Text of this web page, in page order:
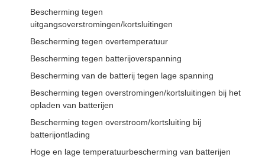
Bescherming tegen
uitgangsoverstromingen/kortsluitingen
Bescherming tegen overtemperatuur
Bescherming tegen batterijoverspanning
Bescherming van de batterij tegen lage spanning
Bescherming tegen overstromingen/kortsluitingen bij het
opladen van batterijen
Bescherming tegen overstroom/kortsluiting bij
batterijontlading
Hoge en lage temperatuurbescherming van batterijen